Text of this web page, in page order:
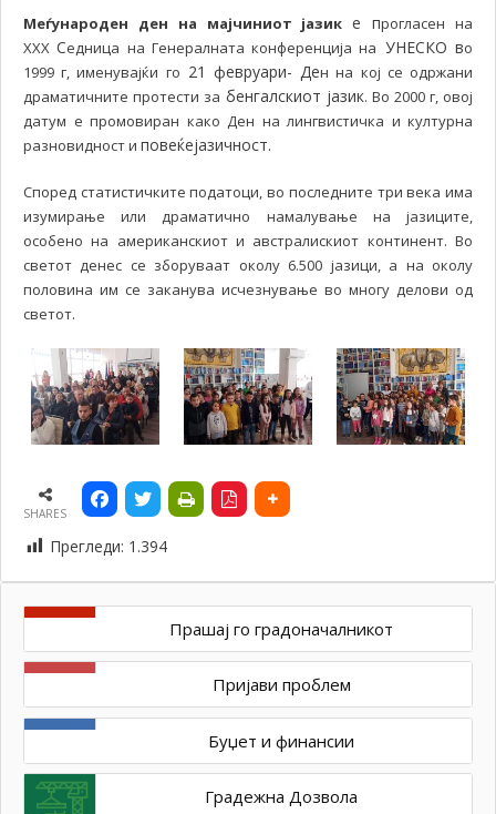
Меѓународен ден на мајчиниот јазик е прогласен на
XXXСедница на Генералната конференција на УНЕСКО во
1999 г, именувајќи го 21 февруари- Ден на кој се одржани
драматичните протести за бенгалскиот јазик. Во 2000 г, овој
датум е промовиран како Ден на лингвистичка и културна
разновидност и повеќејазичност.
Според статистичките податоци, во последните три века има
изумирање или драматично намалување на јазиците,
особено на американскиот и австралискиот континент. Во
светот денес се зборуваат околу 6.500 јазици, а на околу
половина им се заканува исчезнување во многу делови од
светот.
SHARES
Прегледи: 1.394
Прашај го градоначалникот
Пријави проблем
Буџет и финансии
Градежна Дозвола